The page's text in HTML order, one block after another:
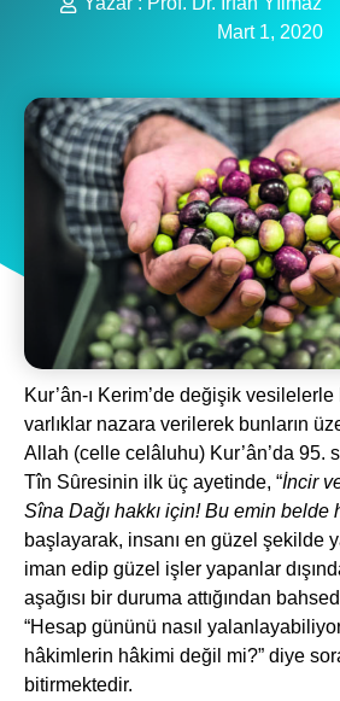
Mart 1, 2020
Kur’ân-ı Kerim’de değişik
varlıklar nazara verilerek bunların
Allah (celle celâluhu) Kur’ân’da 95.
Tîn Sȗresinin ilk üç ayetinde, “İncir
Sîna Dağı hakkı için! Bu emin belde
başlayarak, insanı en güzel şekilde
iman edip güzel işler yapanlar
aşağısı bir duruma attığından
“Hesap gününü nasıl
hâkimlerin hâkimi değil mi?” diye
bitirmektedir.